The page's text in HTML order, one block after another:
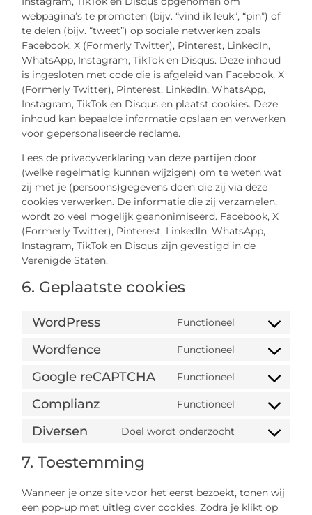
webpagina’s te promoten (bijv. “vind ik leuk”, “pin”) of
te delen (bijv. “tweet”) op sociale netwerken zoals
Facebook, X (Formerly Twitter), Pinterest, LinkedIn,
WhatsApp, Instagram, TikTok en Disqus. Deze inhoud
is ingesloten met code die is afgeleid van Facebook, X
(Formerly Twitter), Pinterest, LinkedIn, WhatsApp,
Instagram, TikTok en Disqus en plaatst cookies. Deze
inhoud kan bepaalde informatie opslaan en verwerken
voor gepersonaliseerde reclame.
Lees de privacyverklaring van deze partijen door
(welke regelmatig kunnen wijzigen) om te weten wat
zij met je (persoons)gegevens doen die zij via deze
cookies verwerken. De informatie die zij verzamelen,
wordt zo veel mogelijk geanonimiseerd. Facebook, X
(Formerly Twitter), Pinterest, LinkedIn, WhatsApp,
Instagram, TikTok en Disqus zijn gevestigd in de
Verenigde Staten.
6. Geplaatste cookies
WordPress Functioneel
Wordfence Functioneel
Google reCAPTCHA Functioneel
Complianz Functioneel
Diversen Doel wordt onderzocht
7. Toestemming
Wanneer je onze site voor het eerst bezoekt, tonen wij
een pop-up met uitleg over cookies. Zodra je klikt op